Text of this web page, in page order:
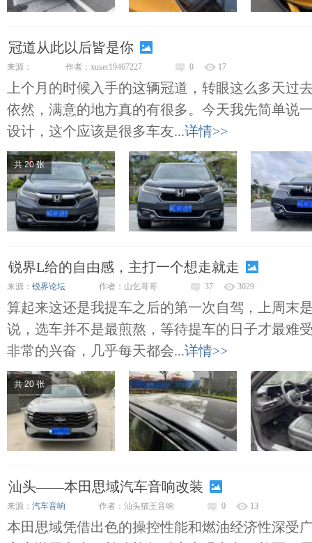
冠道从此以后皆是你
来源： 作者：xuser19467227 0 17
上个月的时候入手的这辆冠道，转眼这么多天过
依然，满意的地方真的有很多。今天我先简单说
设计，这个应该是很多车友...详情>>
共 20 张
锐界L给的自由感，主打一个想走就走
来源： 锐界论坛 作者：山乞哥哥 37 3029
算起来这还是我提车之后的第一次自驾，上周末
说，选车并不是最煎熬，等待提车的日子才最难
非常的兴奋，几乎每天都会...详情>>
共 20 张
汕头——本田思域汽车音响改装
来源： 汽车音响 作者：汕头猫王音响 0 13
本田思域凭借出色的操控性能和燃油经济性深受